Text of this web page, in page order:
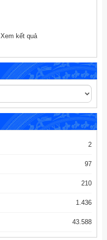
Xem kết quả
2
97
210
1.436
43.588